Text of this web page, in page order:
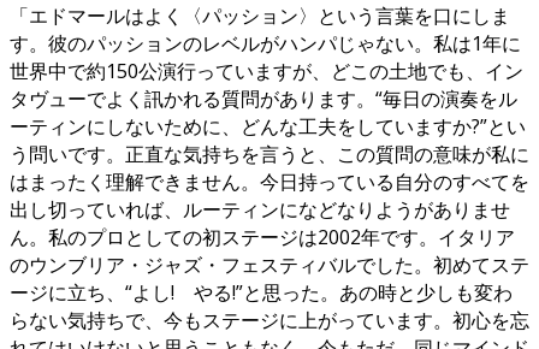
「エドマールはよく〈パッション〉という言葉を口にしま
す。彼のパッションのレベルがハンパじゃない。私は1年に
世界中で約150公演行っていますが、どこの土地でも、イン
タヴューでよく訊かれる質問があります。“毎日の演奏をル
ーティンにしないために、どんな工夫をしていますか?”とい
う問いです。正直な気持ちを言うと、この質問の意味が私に
はまったく理解できません。今日持っている自分のすべてを
出し切っていれば、ルーティンになどなりようがありませ
ん。私のプロとしての初ステージは2002年です。イタリア
のウンブリア・ジャズ・フェスティバルでした。初めてステ
ージに立ち、“よし! やる!”と思った。あの時と少しも変わ
らない気持ちで、今もステージに上がっています。初心を忘